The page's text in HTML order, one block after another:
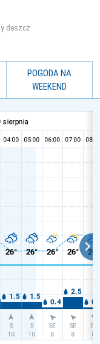
deszcz
POGODA NA
WEEKEND